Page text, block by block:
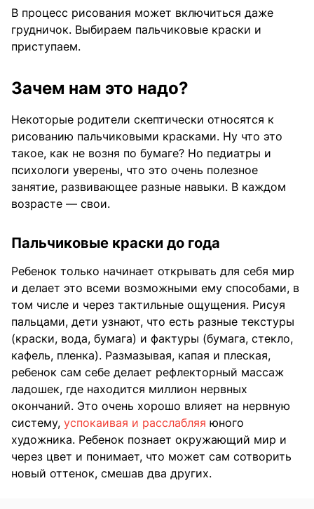
В процесс рисования может включиться даже
грудничок. Выбираем пальчиковые краски и
приступаем.
Зачем нам это надо?
Некоторые родители скептически относятся к
рисованию пальчиковыми красками. Ну что это
такое, как не возня по бумаге? Но педиатры и
психологи уверены, что это очень полезное
занятие, развивающее разные навыки. В каждом
возрасте — свои.
Пальчиковые краски до года
Ребенок только начинает открывать для себя мир
и делает это всеми возможными ему способами, в
том числе и через тактильные ощущения. Рисуя
пальцами, дети узнают, что есть разные текстуры
(краски, вода, бумага) и фактуры (бумага, стекло,
кафель, пленка). Размазывая, капая и плеская,
ребенок сам себе делает рефлекторный массаж
ладошек, где находится миллион нервных
окончаний. Это очень хорошо влияет на нервную
систему, успокаивая и расслабляя юного
художника. Ребенок познает окружающий мир и
через цвет и понимает, что может сам сотворить
новый оттенок, смешав два других.